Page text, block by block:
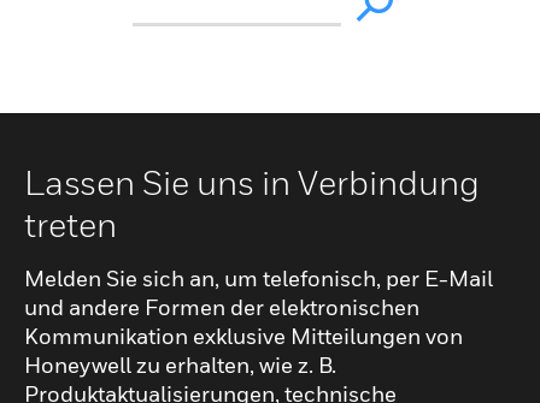
Lassen Sie uns in Verbindung
treten
Melden Sie sich an, um telefonisch, per E-Mail
und andere Formen der elektronischen
Kommunikation exklusive Mitteilungen von
Honeywell zu erhalten, wie z. B.
Produktaktualisierungen, technische